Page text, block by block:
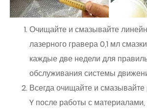
Очищайте и смазывайте
лазерного гравера 0,1 мл
каждые две недели для
обслуживания системы
Всегда очищайте и
Y после работы с